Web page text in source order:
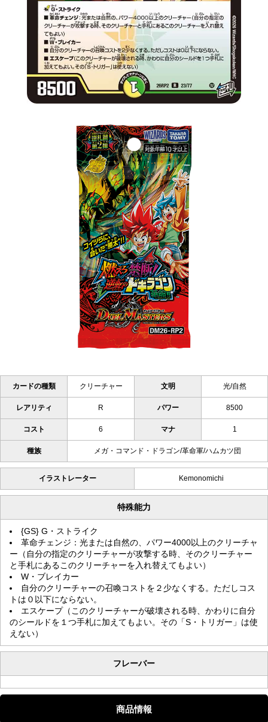
カードの種類 クリーチャー 文明 光/自然
レアリティ R パワー 8500
コスト 6 マナ 1
種族 メガ・コマンド・ドラゴン/革命軍/ハムカツ団
イラストレーター Kemonomichi
特殊能力
{GS} G・ストライク
革命チェンジ：光または自然の、パワー4000以上のクリーチャ
ー（自分の指定のクリーチャーが攻撃する時、そのクリーチャー
と手札にあるこのクリーチャーを入れ替えてもよい）
W・ブレイカー
自分のクリーチャーの召喚コストを２少なくする。ただしコス
トは０以下にならない。
エスケープ（このクリーチャーが破壊される時、かわりに自分
のシールドを１つ手札に加えてもよい。その「S・トリガー」は使
えない）
フレーバー
商品情報